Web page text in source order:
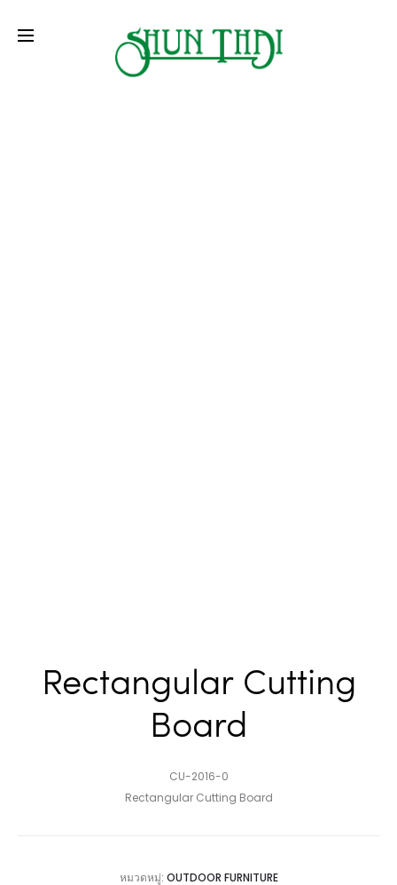
Rectangular Cutting
Board
CU-2016-0
Rectangular Cutting Board
หมวดหมู่: OUTDOOR FURNITURE